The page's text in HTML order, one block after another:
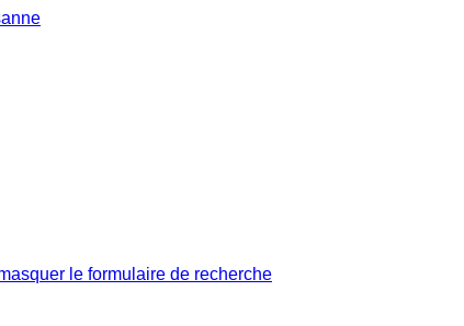
le formulaire de recherche